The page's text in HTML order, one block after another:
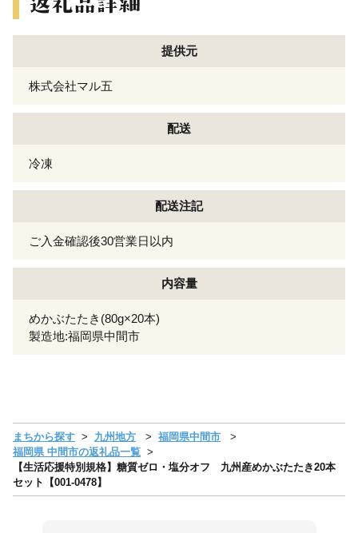
提供元
株式会社マル五
配送
冷凍
配送注記
ご入金確認後30営業日以内
内容量
めかぶたたき(80g×20本)
製造地:福岡県中間市
まちから探す 九州地方
福岡県中間市
福岡県 中間市の返礼品一覧
【生活応援特別規格】糖質ゼロ・塩分オフ 九州産めかぶたたき20本
セット【001-0478】